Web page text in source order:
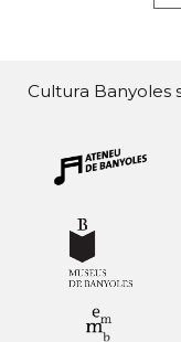
Cultura Banyoles